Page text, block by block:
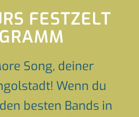
FESTZELT
Song, deiner
Wenn du
besten Bands in